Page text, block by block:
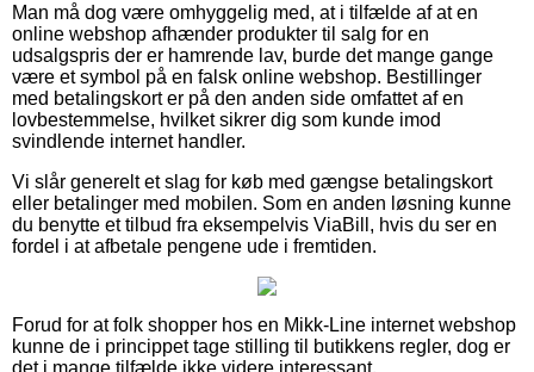
Man må dog være omhyggelig med, at i tilfælde af at en
online webshop afhænder produkter til salg for en
udsalgspris der er hamrende lav, burde det mange gange
være et symbol på en falsk online webshop. Bestillinger
med betalingskort er på den anden side omfattet af en
lovbestemmelse, hvilket sikrer dig som kunde imod
svindlende internet handler.
Vi slår generelt et slag for køb med gængse betalingskort
eller betalinger med mobilen. Som en anden løsning kunne
du benytte et tilbud fra eksempelvis ViaBill, hvis du ser en
fordel i at afbetale pengene ude i fremtiden.
Forud for at folk shopper hos en Mikk-Line internet webshop
kunne de i princippet tage stilling til butikkens regler, dog er
det i mange tilfælde ikke videre interessant.